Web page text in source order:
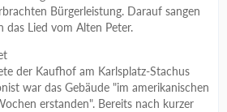
Bürgerleistung. Darauf sangen
das Lied vom Alten Peter.
der Kaufhof am Karlsplatz-Stachus
war das Gebäude "im amerikanischen
erstanden". Bereits nach kurzer